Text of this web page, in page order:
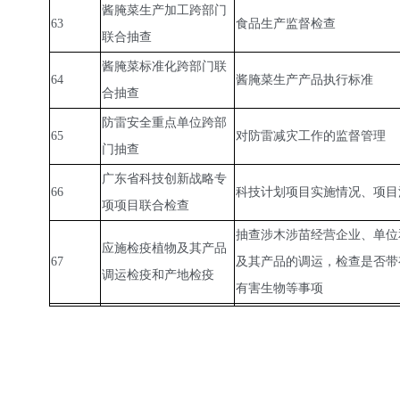
63
酱腌菜生产加工跨部门
联合抽查
食品生产监督检查
64
酱腌菜标准化跨部门联
合抽查
酱腌菜生产产品执行标准
65
防雷安全重点单位跨部
门抽查
对防雷减灾工作的监督管理
66
广东省科技创新战略专
项项目联合检查
科技计划项目实施情况、项
67
应施检疫植物及其产品
调运检疫和产地检疫
抽查涉木涉苗经营企业、单
及其产品的调运，检查是否
有害生物等事项